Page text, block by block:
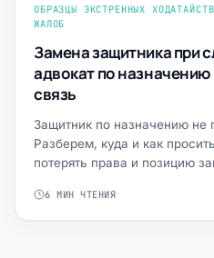
ОБРАЗЦЫ ЭКСТРЕННЫХ
ЖАЛОБ
Замена защитника при
адвокат по назначению
связь
Защитник по назначению не
Разберем, куда и как
потерять права и позицию
6 МИН ЧТЕНИЯ